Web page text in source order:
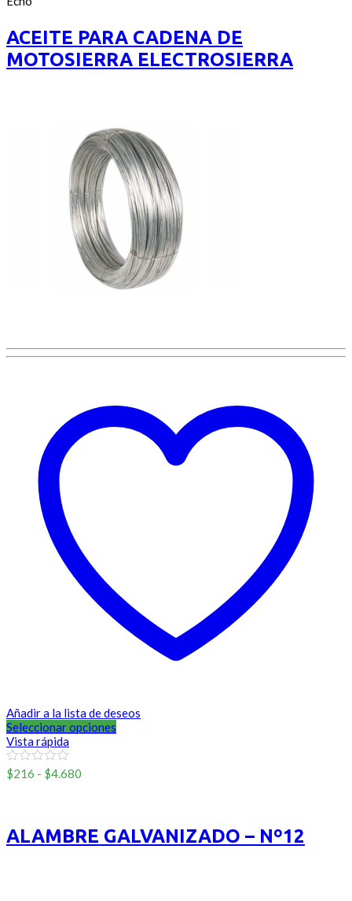
of
ACEITE PARA CADENA DE
MOTOSIERRA ELECTROSIERRA
Añadir a la lista de deseos
Seleccionar opciones
Vista rápida
0
$216 - $4.680
$216
hasta
ALAMBRE GALVANIZADO – Nº12